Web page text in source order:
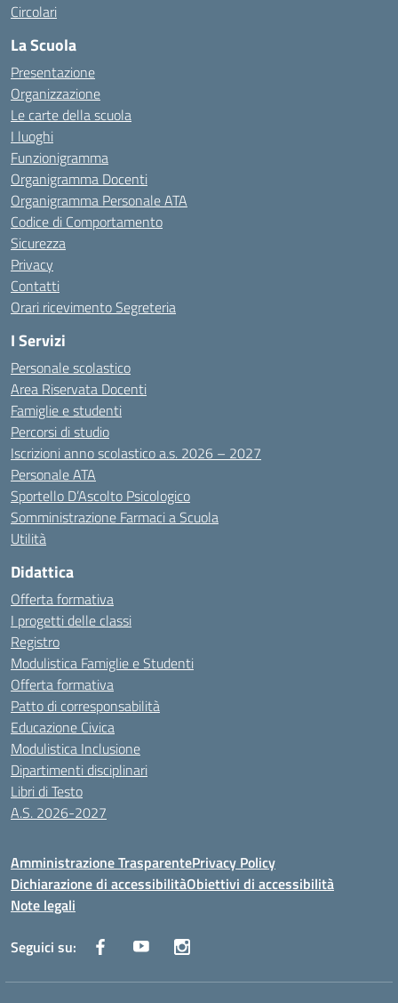
Circolari
La Scuola
Presentazione
Organizzazione
Le carte della scuola
I luoghi
Funzionigramma
Organigramma Docenti
Organigramma Personale ATA
Codice di Comportamento
Sicurezza
Privacy
Contatti
Orari ricevimento Segreteria
I Servizi
Personale scolastico
Area Riservata Docenti
Famiglie e studenti
Percorsi di studio
Iscrizioni anno scolastico a.s. 2026 – 2027
Personale ATA
Sportello D’Ascolto Psicologico
Somministrazione Farmaci a Scuola
Utilità
Didattica
Offerta formativa
I progetti delle classi
Registro
Modulistica Famiglie e Studenti
Offerta formativa
Patto di corresponsabilità
Educazione Civica
Modulistica Inclusione
Dipartimenti disciplinari
Libri di Testo
A.S. 2026-2027
Amministrazione TrasparentePrivacy Policy
Dichiarazione di accessibilitàObiettivi di accessibilità
Note legali
Seguici su: